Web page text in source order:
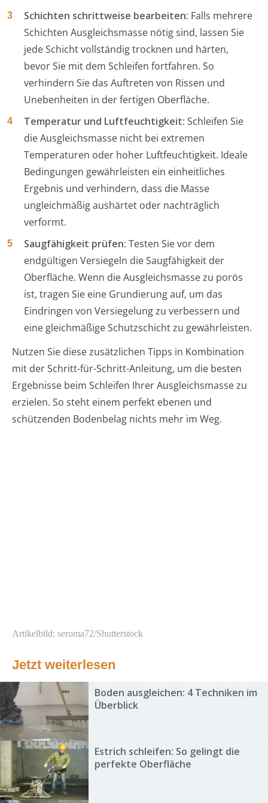
Schichten schrittweise bearbeiten: Falls mehrere
Schichten Ausgleichsmasse nötig sind, lassen Sie
jede Schicht vollständig trocknen und härten,
bevor Sie mit dem Schleifen fortfahren. So
verhindern Sie das Auftreten von Rissen und
Unebenheiten in der fertigen Oberfläche.
Temperatur und Luftfeuchtigkeit: Schleifen Sie
die Ausgleichsmasse nicht bei extremen
Temperaturen oder hoher Luftfeuchtigkeit. Ideale
Bedingungen gewährleisten ein einheitliches
Ergebnis und verhindern, dass die Masse
ungleichmäßig aushärtet oder nachträglich
verformt.
Saugfähigkeit prüfen: Testen Sie vor dem
endgültigen Versiegeln die Saugfähigkeit der
Oberfläche. Wenn die Ausgleichsmasse zu porös
ist, tragen Sie eine Grundierung auf, um das
Eindringen von Versiegelung zu verbessern und
eine gleichmäßige Schutzschicht zu gewährleisten.
Nutzen Sie diese zusätzlichen Tipps in Kombination
mit der Schritt-für-Schritt-Anleitung, um die besten
Ergebnisse beim Schleifen Ihrer Ausgleichsmasse zu
erzielen. So steht einem perfekt ebenen und
schützenden Bodenbelag nichts mehr im Weg.
Artikelbild: seroma72/Shutterstock
Jetzt weiterlesen
Boden ausgleichen: 4 Techniken im
Überblick
Estrich schleifen: So gelingt die
perfekte Oberfläche